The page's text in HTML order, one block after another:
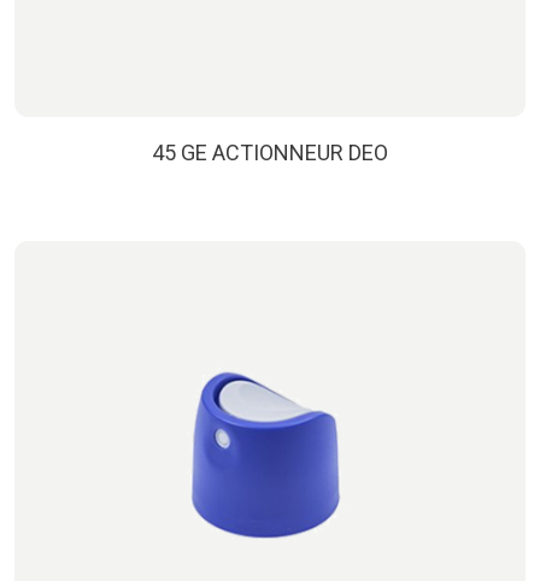
45 GE ACTIONNEUR DEO